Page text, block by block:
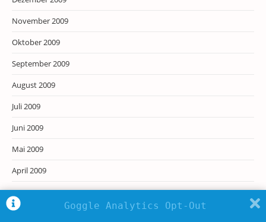
November 2009
Oktober 2009
September 2009
August 2009
Juli 2009
Juni 2009
Mai 2009
April 2009
Goggle Analytics Opt-Out